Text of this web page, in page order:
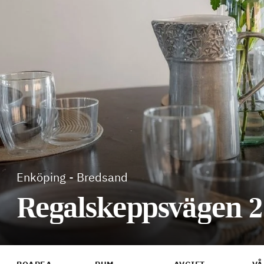
Enköping-Bredsand
Regalskeppsvägen